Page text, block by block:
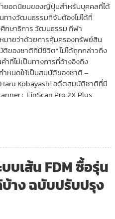
ยอดนิยมของญี่ปุ่นสำหรับบุคคลที่ได้
ทางวัฒนธรรมที่จับต้องไม่ได้ที่
กษาธิการ วัฒนธรรม กีฬา
มายว่าด้วยการคุ้มครองทรัพย์สิน
ของชาติที่มีชีวิต” ไม่ได้ถูกกล่าวถึง
ำที่ไม่เป็นทางการที่อ้างอิงถึง
หนดให้เป็นสมบัติของชาติ –
Kobayashi อดีตสมบัติชาติที่มี
: EinScan Pro 2X Plus
บเส้น FDM ซื้อรุ่น
บ้าง ฉบับปรับปรุง